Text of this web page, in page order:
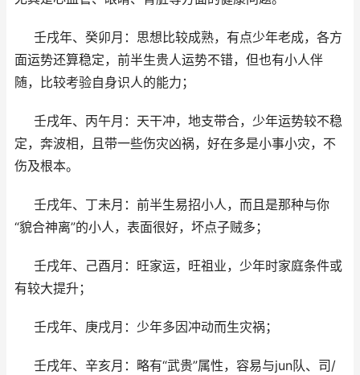
壬戌年、癸卯月：思想比较成熟，有点少年老成，各方
面运势还算稳定，前半生贵人运势不错，但也有小人伴
随，比较考验自身识人的能力；
壬戌年、丙午月：天干冲，地支带合，少年运势较不稳
定，奔波相，且带一些伤灾凶祸，好在多是小事小灾，不
伤及根本。
壬戌年、丁未月：前半生易招小人，而且是那种与你
“貌合神离”的小人，表面很好，坏点子贼多；
壬戌年、己酉月：旺家运，旺祖业，少年时家庭条件或
有较大提升；
壬戌年、庚戌月：少年多因冲动而生灾祸；
壬戌年、辛亥月：略有“武贵”属性，容易与jun队、司/